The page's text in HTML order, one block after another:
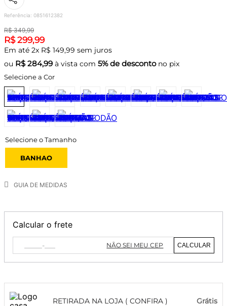
Referência: 0851612382
R$ 349,99
R$ 299,99
Em até 2x R$ 149,99 sem juros
ou R$ 284,99 à vista com 5% de descontono pix
Selecione a Cor
BANHAO
GUIA DE MEDIDAS
Calcular o frete
NÃO SEI MEU CEP CALCULAR
RETIRADA NA LOJA ( CONFIRA ) Grátis